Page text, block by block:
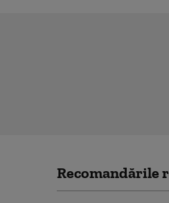
Recomandările